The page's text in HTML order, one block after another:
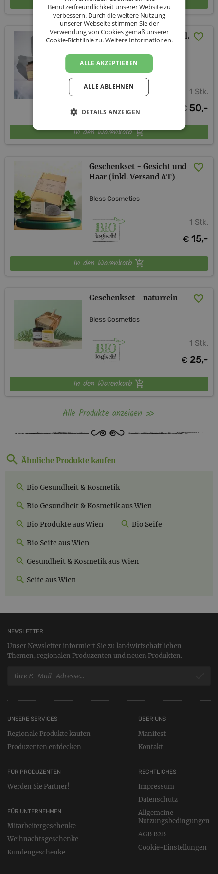
Wellness für die Seele (inkl.
Bless Cosmetics
1 Stk.
€ 50,-
In den Warenkorb
Geschenkset - Gesicht und
Haar (inkl. Versand AT)
Bless Cosmetics
1 Stk.
€ 15,-
In den Warenkorb
Geschenkset - naturrein
Bless Cosmetics
1 Stk.
€ 25,-
In den Warenkorb
Alle Produkte anzeigen
Ähnliche Produkte kaufen
Bio Gesundheit & Kosmetik
Bio Gesundheit & Kosmetik aus Wien
Bio Produkte aus Wien Bio Seife
Bio Seife aus Wien
Gesundheit & Kosmetik aus Wien
Seife aus Wien
NEWSLETTER
Unser Newsletter informiert Sie zu landwirtschaftlichen
Themen, regionalen Produzenten und neuen Produkten.
UNSERE SERVICES
Regionale Produkte kaufen
Produzenten entdecken
FÜR PRODUZENTEN
Werden Sie Partner!
FÜR UNTERNEHMEN
Mitarbeitergeschenke
Weihnachtsgeschenke
Kundengeschenke
RECHTLICHES
Impressum
Datenschutz
Allgemeine
Nutzungsbedingungen
AGB B2B
Cookie-Einstellungen
ÜBER UNS
Manifest
Kontakt
Benutzerfreundlichkeit unserer Website zu
verbessern. Durch die weitere Nutzung
unserer Webseite stimmen Sie der
Verwendung von Cookies gemäß unserer
Cookie-Richtlinie zu.Weitere Informationen.
ALLE AKZEPTIEREN
ALLE ABLEHNEN
DETAILS ANZEIGEN